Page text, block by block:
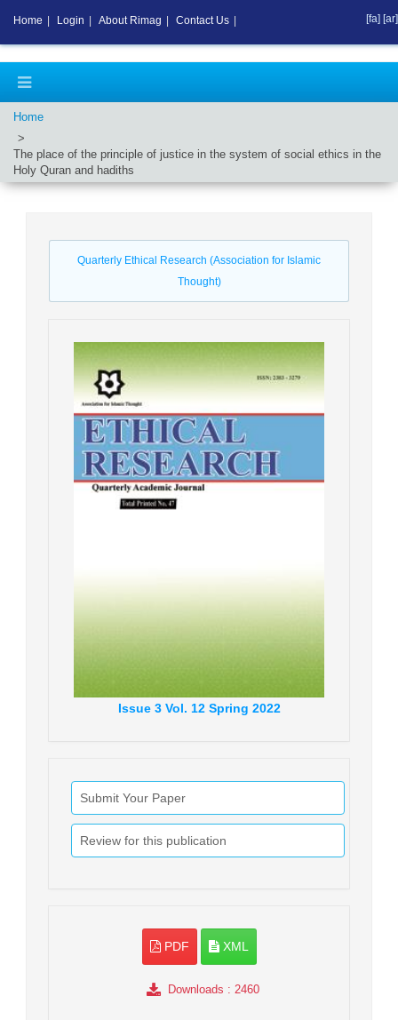
Home
The place of the principle of justice in the system of social ethics in the
Holy Quran and hadiths
Quarterly Ethical Research (Association for Islamic
Thought)
Issue3 Vol. 12 Spring 2022
Submit Your Paper
Review for this publication
PDF XML
Downloads : 2460
Home Login About Rimag Contact Us [fa] [ar]